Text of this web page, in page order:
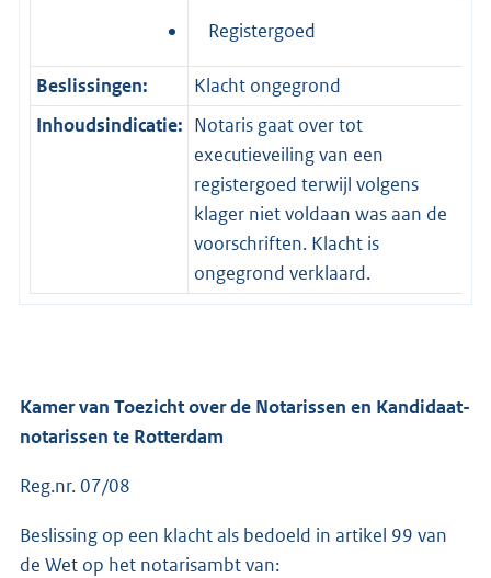
Registergoed
Beslissingen:
Klacht ongegrond
Inhoudsindicatie: Notaris gaat over tot
executieveiling van een
registergoed terwijl volgens
klager niet voldaan was aan de
voorschriften. Klacht is
ongegrond verklaard.
Kamer v­an Toezicht over de Notarissen en Kandidaat-
notaris­sen te Rotterdam
Reg.nr. 07/08
Beslissing op een klacht als bedoeld in artikel 99 van
de Wet op het notarisambt van: